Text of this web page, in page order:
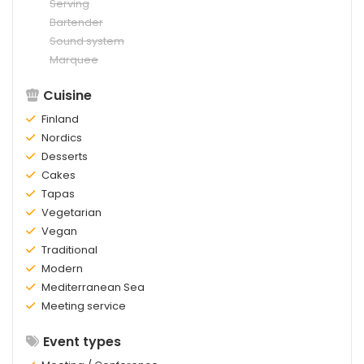
Not
existing:
Serving
Not
existing:
Bartender
Not
existing:
Sound system
Not
Marquee
Cuisine
Existing:
Finland
Existing:
Nordics
Existing:
Desserts
Existing:
Cakes
Existing:
Tapas
Existing:
Vegetarian
Existing:
Vegan
Existing:
Traditional
Existing:
Modern
Existing:
Mediterranean Sea
Existing:
Meeting service
Event types